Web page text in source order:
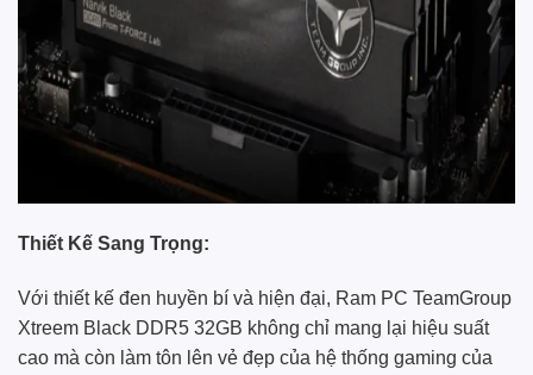
Thiết Kế Sang Trọng:
Với thiết kế đen huyền bí và hiện đại, Ram PC TeamGroup
Xtreem Black DDR5 32GB không chỉ mang lại hiệu suất
cao mà còn làm tôn lên vẻ đẹp của hệ thống gaming của